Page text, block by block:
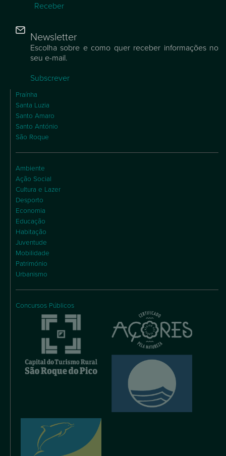
Receber
Newsletter
Escolha sobre e como quer receber informações no
seu e-mail.
Subscrever
Praínha
Santa Luzia
Santo Amaro
Santo António
São Roque
Ambiente
Ação Social
Cultura e Lazer
Desporto
Economia
Educação
Habitação
Juventude
Mobilidade
Património
Urbanismo
Concursos Públicos